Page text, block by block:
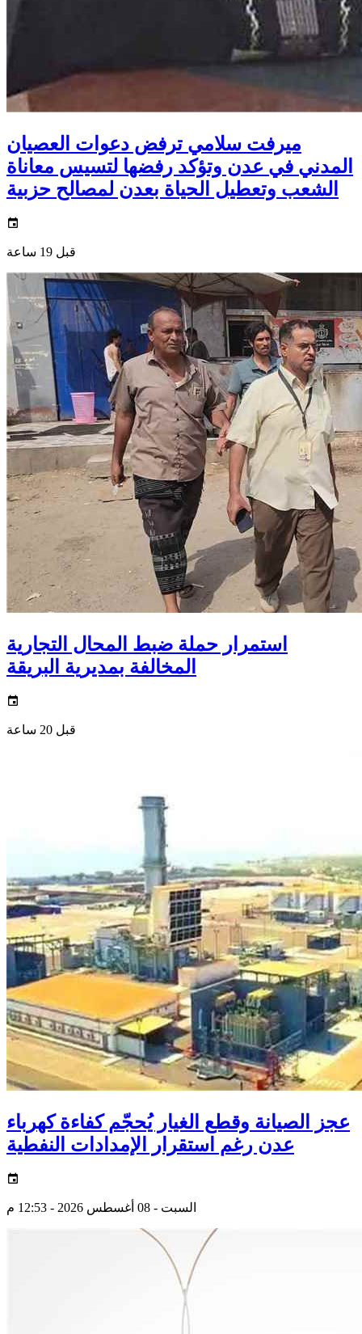
ميرفت سلامي ترفض دعوات العصيان
المدني في عدن وتؤكد رفضها لتسيس معاناة
الشعب وتعطيل الحياة بعدن لمصالح حزبية
قبل 19 ساعة
استمرار حملة ضبط المحال التجارية
المخالفة بمديرية البريقة
قبل 20 ساعة
عجز الصيانة وقطع الغيار يُحجّم كفاءة كهرباء
عدن رغم استقرار الإمدادات النفطية
السبت - 08 أغسطس 2026 - 12:53 م